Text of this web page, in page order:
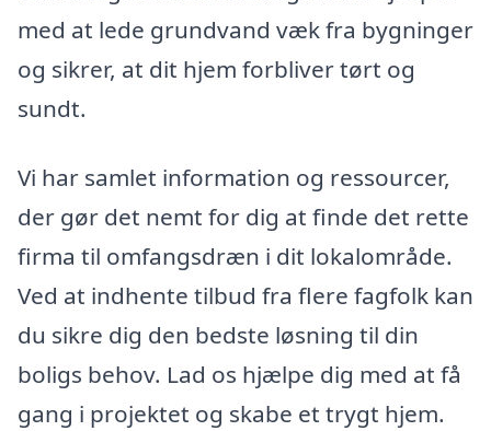
med at lede grundvand væk fra bygninger
og sikrer, at dit hjem forbliver tørt og
sundt.
Vi har samlet information og ressourcer,
der gør det nemt for dig at finde det rette
firma til omfangsdræn i dit lokalområde.
Ved at indhente tilbud fra flere fagfolk kan
du sikre dig den bedste løsning til din
boligs behov. Lad os hjælpe dig med at få
gang i projektet og skabe et trygt hjem.